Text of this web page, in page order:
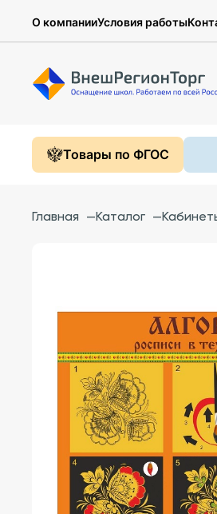
О компанииУсловия работы
Товары по ФГОС
Главная —Каталог —